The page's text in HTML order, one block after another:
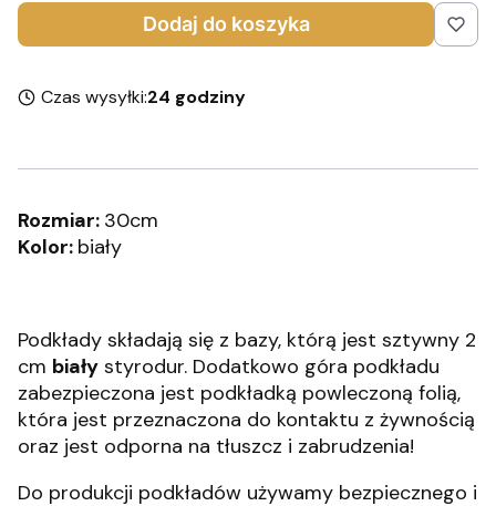
Dodaj do koszyka
Czas wysyłki:24 godziny
Rozmiar: 30cm
Kolor: biały
Podkłady składają się z bazy, którą jest sztywny 2
cm biały styrodur. Dodatkowo góra podkładu
zabezpieczona jest podkładką powleczoną folią,
która jest przeznaczona do kontaktu z żywnością
oraz jest odporna na tłuszcz i zabrudzenia!
Do produkcji podkładów używamy bezpiecznego i